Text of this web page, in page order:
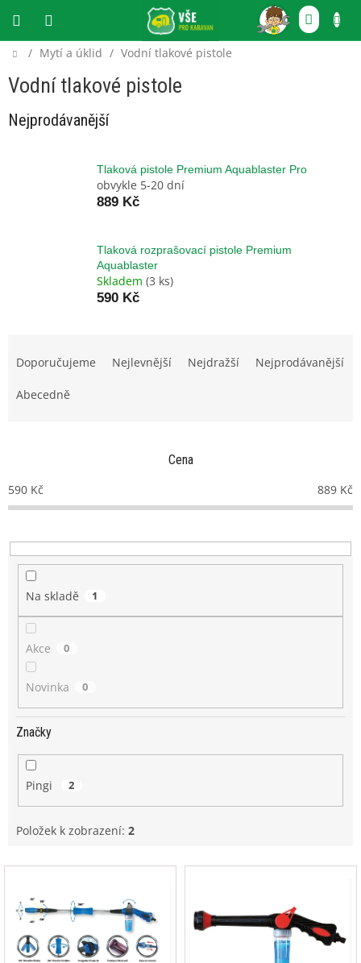
obsah
CZK
Domů
/ Mytí a úklid / Vodní tlakové pistole
Vodní tlakové pistole
Nejprodávanější
Tlaková pistole Premium Aquablaster Pro
obvykle 5-20 dní
889 Kč
Tlaková rozprašovací pistole Premium
Aquablaster
Skladem (3 ks)
590 Kč
o
d
k
t
Doporučujeme Nejlevnější Nejdražší Nejprodávanější
Abecedně
Cena
590 Kč 889 Kč
Na skladě 1
Akce 0
Novinka 0
Značky
Pingi 2
Položek k zobrazení: 2
V